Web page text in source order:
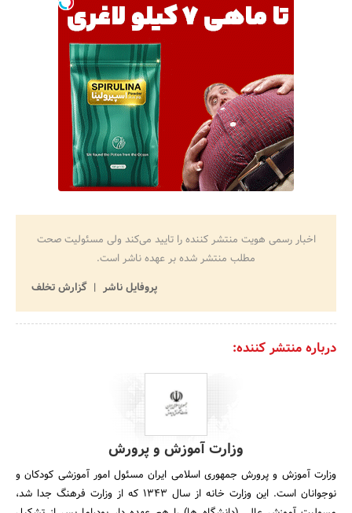
اخبار رسمی هویت منتشر کننده را تایید می‌کند ولی مسئولیت صحت
مطلب منتشر شده بر عهده ناشر است.
پروفایل ناشر
گزارش تخلف
درباره منتشر کننده:
وزارت آموزش و پرورش
وزارت آموزش و پرورش جمهوری اسلامی ایران مسئول امور آموزشی کودکان و
نوجوانان است. این وزارت خانه از سال 1343 که از وزارت فرهنگ جدا شد،